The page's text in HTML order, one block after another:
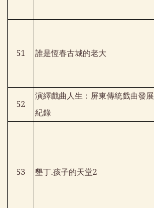
51 誰是恆春古城的老大
52
演繹戲曲人生：屏東傳統戲曲發展
紀錄
53 墾丁.孩子的天堂2